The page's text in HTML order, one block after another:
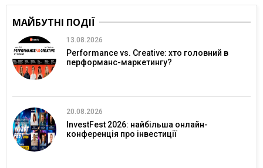
МАЙБУТНІ ПОДІЇ
13.08.2026
Performance vs. Creative: хто головний в
перформанс-маркетингу?
20.08.2026
InvestFest 2026: найбільша онлайн-
конференція про інвестиції